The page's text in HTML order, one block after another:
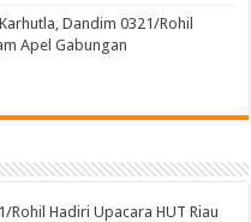
Dandim 0321/Rohil
Apel Gabungan
Rohil Hadiri Upacara HUT Riau